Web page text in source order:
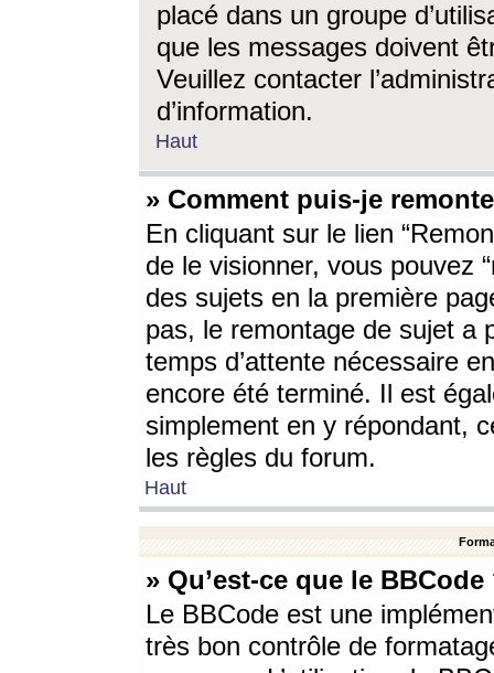
placé dans un groupe
que les messages doivent
Veuillez contacter
d’information.
Haut
» Comment puis-je
En cliquant sur le lien
de le visionner, vous pouvez
des sujets en la première
pas, le remontage de sujet a
temps d’attente nécessaire
encore été terminé. Il est
simplement en y répondant,
les règles du forum.
Haut
» Qu’est-ce que le BBCode
Le BBCode est une
très bon contrôle de